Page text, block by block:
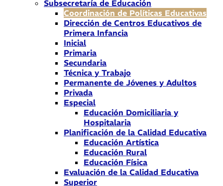
Subsecretaría de Educación
Coordinación de Políticas Educativas
Dirección de Centros Educativos de
Primera Infancia
Inicial
Primaria
Secundaria
Técnica y Trabajo
Permanente de Jóvenes y Adultos
Privada
Especial
Educación Domiciliaria y
Hospitalaria
Planificación de la Calidad Educativa
Educación Artística
Educación Rural
Educación Física
Evaluación de la Calidad Educativa
Superior